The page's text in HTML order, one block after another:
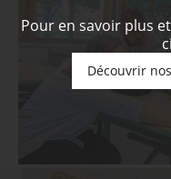
Pour en savoir plus
Découvrir